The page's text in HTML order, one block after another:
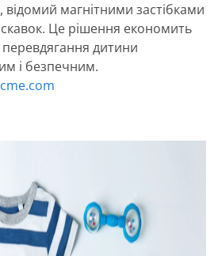
відомий магнітними застібками
Це рішення економить
перевдягання дитини
і безпечним.